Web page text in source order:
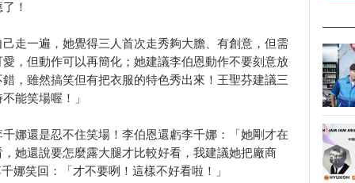
！
走一遍，她覺得三人首次走秀夠大膽、有創意，但需
，但動作可以再簡化；她建議李伯恩動作不要刻意放
，雖然搞笑但有把衣服的特色秀出來！王聖芬建議三
能笑場喔！」
娜還是忍不住笑場！李伯恩還虧李千娜：「她剛才在
她還說要怎麼露大腿才比較好看，我建議她把廠商
娜笑回：「才不要咧！這樣不好看啦！」